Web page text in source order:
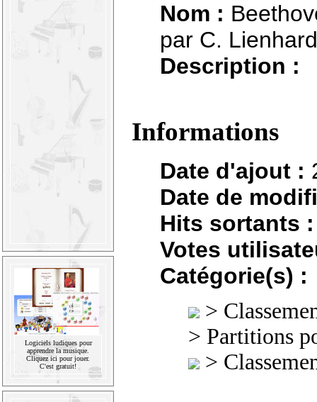
Logiciels ludiques pour
apprendre la musique.
Cliquez ici pour jouer.
C'est gratuit!
Nom :
par C.
Description :
Informations
Date d'ajout :
Date de
Hits sortants :
Votes
Catégorie(s) :
>
> Partitions
>